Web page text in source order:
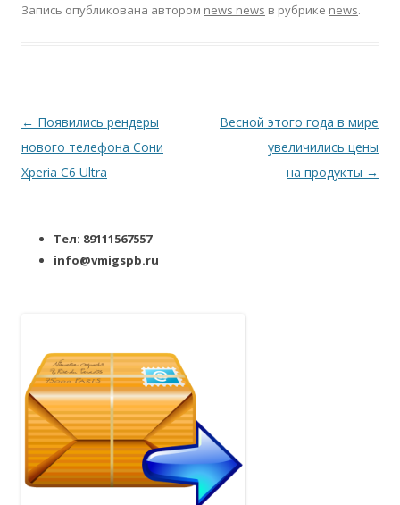
Запись опубликована автором news news в рубрике news.
Навигация по записям
← Появились рендеры
нового телефона Сони
Xperia C6 Ultra
Весной этого года в мире
увеличились цены
на продукты →
Тел: 89111567557
info@vmigspb.ru